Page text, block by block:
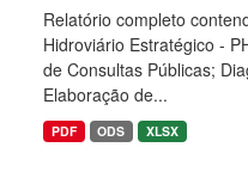
Relatório completo
Hidroviário Estratégico -
de Consultas Públicas;
Elaboração de...
PDF ODS XLSX